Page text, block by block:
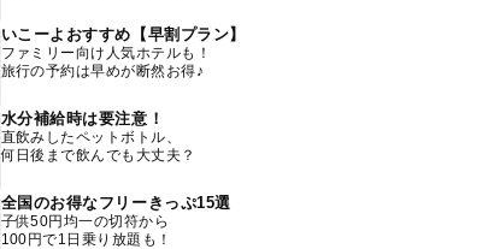
いこーよおすすめ【早割プラン】
ファミリー向け人気ホテルも！
旅行の予約は早めが断然お得♪
水分補給時は要注意！
直飲みしたペットボトル、
何日後まで飲んでも大丈夫？
全国のお得なフリーきっぷ15選
子供50円均一の切符から
100円で1日乗り放題も！